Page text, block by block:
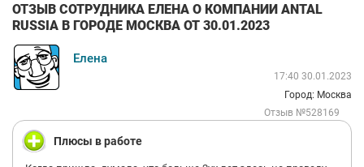
ОТЗЫВ СОТРУДНИКА ЕЛЕНА О КОМПАНИИ ANTAL
RUSSIA В ГОРОДЕ МОСКВА ОТ 30.01.2023
Елена
17:40 30.01.2023
Город: Москва
Отзыв №528169
Плюсы в работе